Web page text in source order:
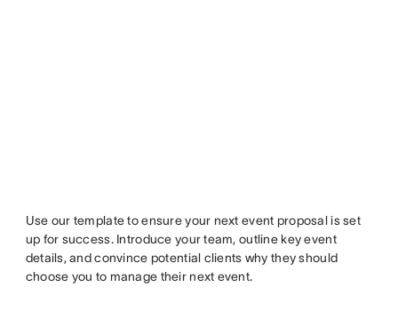
Use our template to ensure your next event proposal is set
up for success. Introduce your team, outline key event
details, and convince potential clients why they should
choose you to manage their next event.